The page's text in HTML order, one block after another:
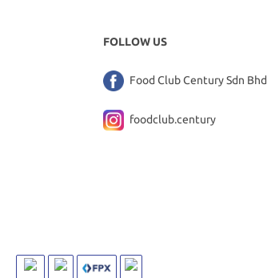
FOLLOW US
Food Club Century Sdn Bhd
foodclub.century